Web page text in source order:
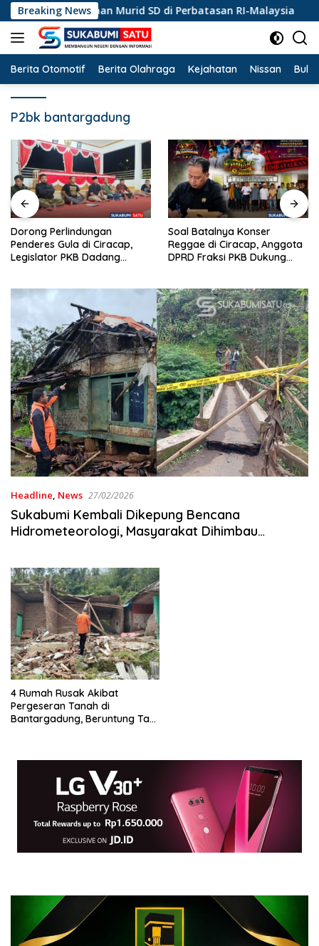
Langsung
ke
konten
Breaking NewsMurid SD di Perbatasan RI-Malaysia
Berita Otomotif Berita Olahraga Kejahatan Nissan
P2bk bantargadung
Dorong Perlindungan
Penderes Gula di Ciracap,
Legislator PKB Dadang
Ketenagakerjaan
Soal Batalnya Konser
Reggae di Ciracap, Anggota
DPRD Fraksi PKB Dukung
Headline, News 27/02/2026
Sukabumi Kembali Dikepung Bencana
Hidrometeorologi, Masyarakat Dihimbau
4 Rumah Rusak Akibat
Pergeseran Tanah di
Bantargadung, Beruntung Tak